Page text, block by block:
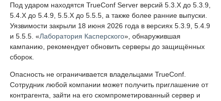
Под ударом находятся TrueConf Server версий 5.3.X до 5.3.9,
5.4.X до 5.4.9, 5.5.X до 5.5.5, а также более ранние выпуски.
Уязвимости закрыли 18 июня 2026 года в версиях 5.3.9, 5.4.9
и 5.5.5. «Лаборатория Касперского», обнаружившая
кампанию, рекомендует обновить серверы до защищённых
сборок.
Опасность не ограничивается владельцами TrueConf.
Сотрудник любой компании может получить приглашение от
контрагента, зайти на его скомпрометированный сервер и